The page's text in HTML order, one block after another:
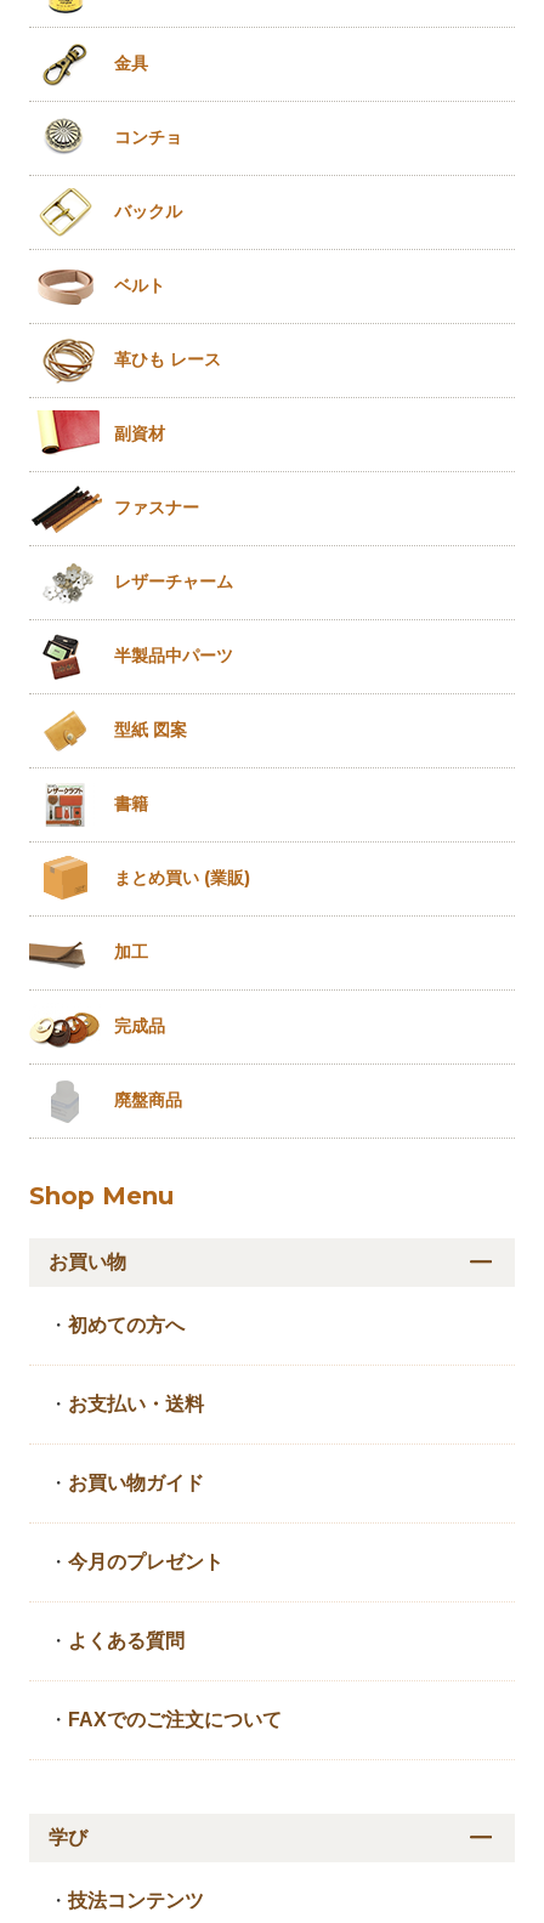
金具
コンチョ
バックル
ベルト
革ひも レース
副資材
ファスナー
レザーチャーム
半製品中パーツ
型紙 図案
書籍
まとめ買い (業販)
加工
完成品
廃盤商品
Shop Menu
お買い物
・初めての方へ
・ お支払い・送料
・ お買い物ガイド
・今月のプレゼント
・ よくある質問
・ FAXでのご注文について
学び
・技法コンテンツ